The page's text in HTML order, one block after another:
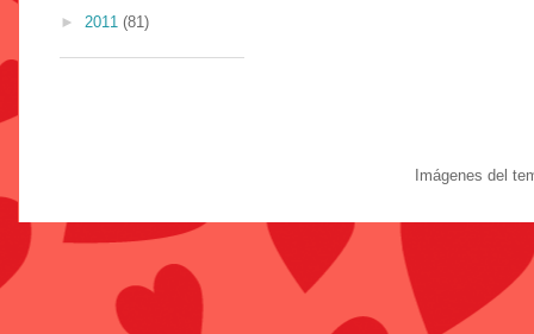
► 2011 (81)
Imágenes del